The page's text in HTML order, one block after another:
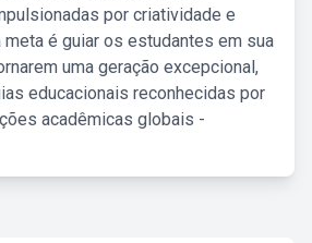
por criatividade e
é guiar os estudantes em sua
uma geração excepcional,
educacionais reconhecidas por
acadêmicas globais -